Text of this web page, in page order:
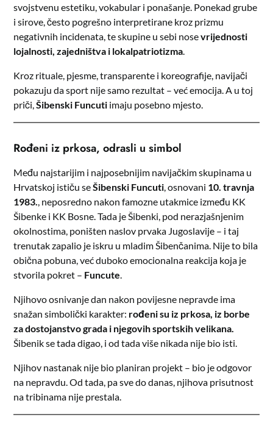
svojstvenu estetiku, vokabular i ponašanje. Ponekad grube
i sirove, često pogrešno interpretirane kroz prizmu
negativnih incidenata, te skupine u sebi nosevrijednosti
lojalnosti, zajedništva i lokalpatriotizma.
Kroz rituale, pjesme, transparente i koreografije, navijači
pokazuju da sport nije samo rezultat – već emocija. A u toj
priči,Šibenski Funcuti imaju posebno mjesto.
Rođeni iz prkosa, odrasli u simbol
Među najstarijim i najposebnijim navijačkim skupinama u
Hrvatskoj ističu seŠibenski Funcuti, osnovani 10. travnja
1983., neposredno nakon famozne utakmice između KK
Šibenke i KK Bosne. Tada je Šibenki, pod nerazjašnjenim
okolnostima, poništen naslov prvaka Jugoslavije – i taj
trenutak zapalio je iskru u mladim Šibenčanima. Nije to bila
obična pobuna, već duboko emocionalna reakcija koja je
stvorila pokret – Funcute.
Njihovo osnivanje dan nakon povijesne nepravde ima
snažan simbolički karakter: rođeni su iz prkosa, iz borbe
za dostojanstvo grada i njegovih sportskih velikana.
Šibenik se tada digao, i od tada više nikada nije bio isti.
Njihov nastanak nije bio planiran projekt – bio je odgovor
na nepravdu. Od tada, pa sve do danas, njihova prisutnost
na tribinama nije prestala.